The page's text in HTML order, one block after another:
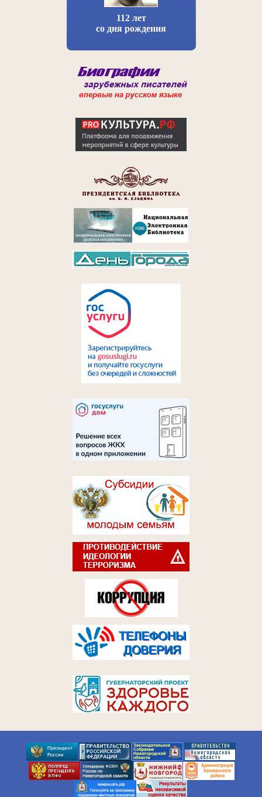
112 лет
со дня рождения